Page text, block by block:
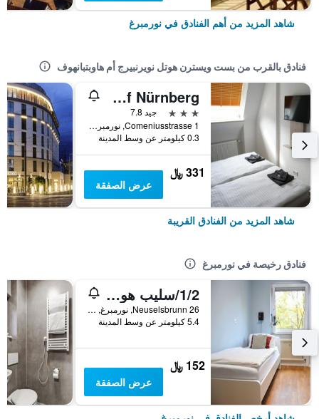
شاهد المزيد من أهم الفنادق في نورمبرغ
فنادق بالقرب من بست ويسترن هوتل نويرنبيرج أم هاوبتبانهوف
Hotel Central City Hbf Nürnberg
3 نجوم
جيد 7.8
Comeniusstrasse 1, نورمبرغ, بافاريا, ألمانيا
0.3 كيلومتر عن وسط المدينة
331 ﷼
عرض الصفقة
شاهد المزيد من الفنادق القريبة
فنادق رخيصة في نورمبرغ
1/2/سليب هوستل نورنبيرج ميسي
Neuselsbrunn 26, نورمبرغ, بافاريا, ألمانيا
5.4 كيلومتر عن وسط المدينة
152 ﷼
عرض الصفقة